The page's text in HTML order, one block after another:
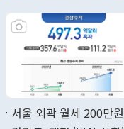
서울 외곽 월세 200만원